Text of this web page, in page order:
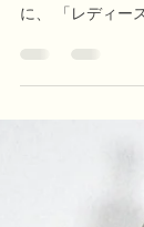
こんにちは。 今
に、 「レディー
商品のご購入や
にお問い合わせ
nobu レディー